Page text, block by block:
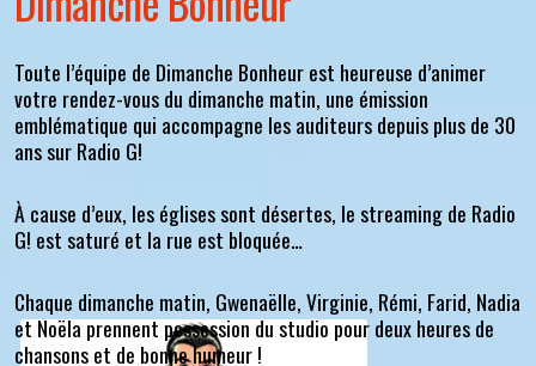
Toute l’équipe de Dimanche Bonheur est heureuse d’animer
votre rendez-vous du dimanche matin, une émission
emblématique qui accompagne les auditeurs depuis plus de 30
ans sur Radio G!
À cause d’eux, les églises sont désertes, le streaming de Radio
G! est saturé et la rue est bloquée…
Chaque dimanche matin, Gwenaëlle, Virginie, Rémi, Farid, Nadia
et Noëla prennent possession du studio pour deux heures de
chansons et de bonne humeur !